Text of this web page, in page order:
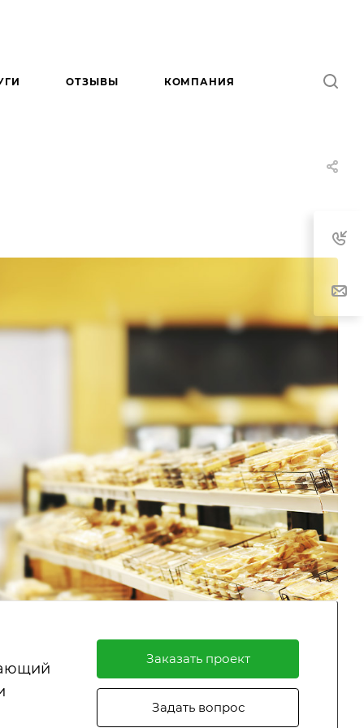
ОТЗЫВЫ КОМПАНИЯ
Заказать проект
Задать вопрос